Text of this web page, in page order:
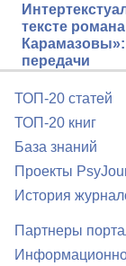
тексте
передачи
ТОП-20 статей
ТОП-20 книг
База знаний
Проекты
История
Партнеры